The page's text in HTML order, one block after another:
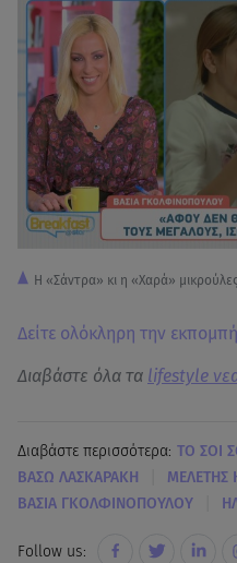
Η «Σάντρα» κι η «Χαρά»
Δείτε ολόκληρη την
Διαβάστε όλα τα lifestyle
Διαβάστε περισσότερα: ΤΟ ΣΟΙ
ΒΑΣΩ ΛΑΣΚΑΡΑΚΗ ΜΕΛΕΤΗΣ
ΒΑΣΙΑ ΓΚΟΛΦΙΝΟΠΟΥΛΟΥ
Follow us: